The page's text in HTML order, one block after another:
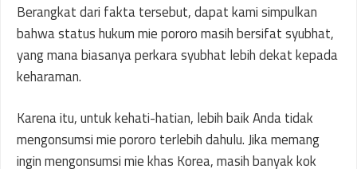
Berangkat dari fakta tersebut, dapat kami simpulkan
bahwa status hukum mie pororo masih bersifat syubhat,
yang mana biasanya perkara syubhat lebih dekat kepada
keharaman.
Karena itu, untuk kehati-hatian, lebih baik Anda tidak
mengonsumsi mie pororo terlebih dahulu. Jika memang
ingin mengonsumsi mie khas Korea, masih banyak kok